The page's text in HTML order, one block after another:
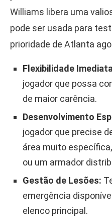
Williams libera uma
pode ser usada para
prioridade de Atlanta
Flexibilidade
jogador que possa
de maior carência.
Desenvolvimento
jogador que precise
área muito
ou um armador
Gestão de Lesões:
emergência
elenco principal.